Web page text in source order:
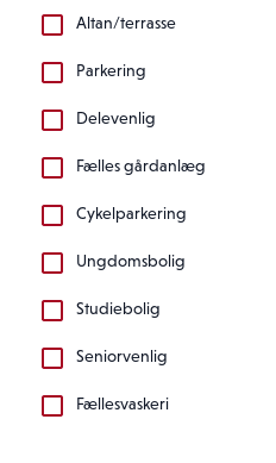
Altan/terrasse
Parkering
Delevenlig
Fælles gårdanlæg
Cykelparkering
Ungdomsbolig
Studiebolig
Seniorvenlig
Fællesvaskeri